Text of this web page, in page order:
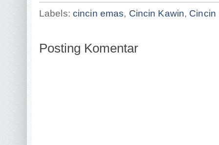
Labels: cincin emas, Cincin Kawin, Cincin
Posting Komentar